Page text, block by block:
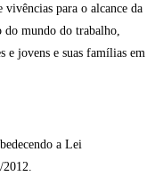
para o alcance da
mundo do trabalho,
e jovens e suas famílias em
a Lei